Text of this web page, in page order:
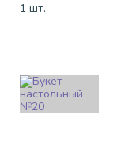
1 шт.